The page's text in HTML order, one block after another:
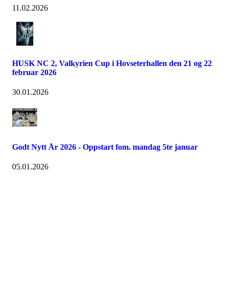
11.02.2026
HUSK NC 2, Valkyrien Cup i Hovseterhallen den 21 og 22
februar 2026
30.01.2026
Godt Nytt År 2026 - Oppstart fom. mandag 5te januar
05.01.2026